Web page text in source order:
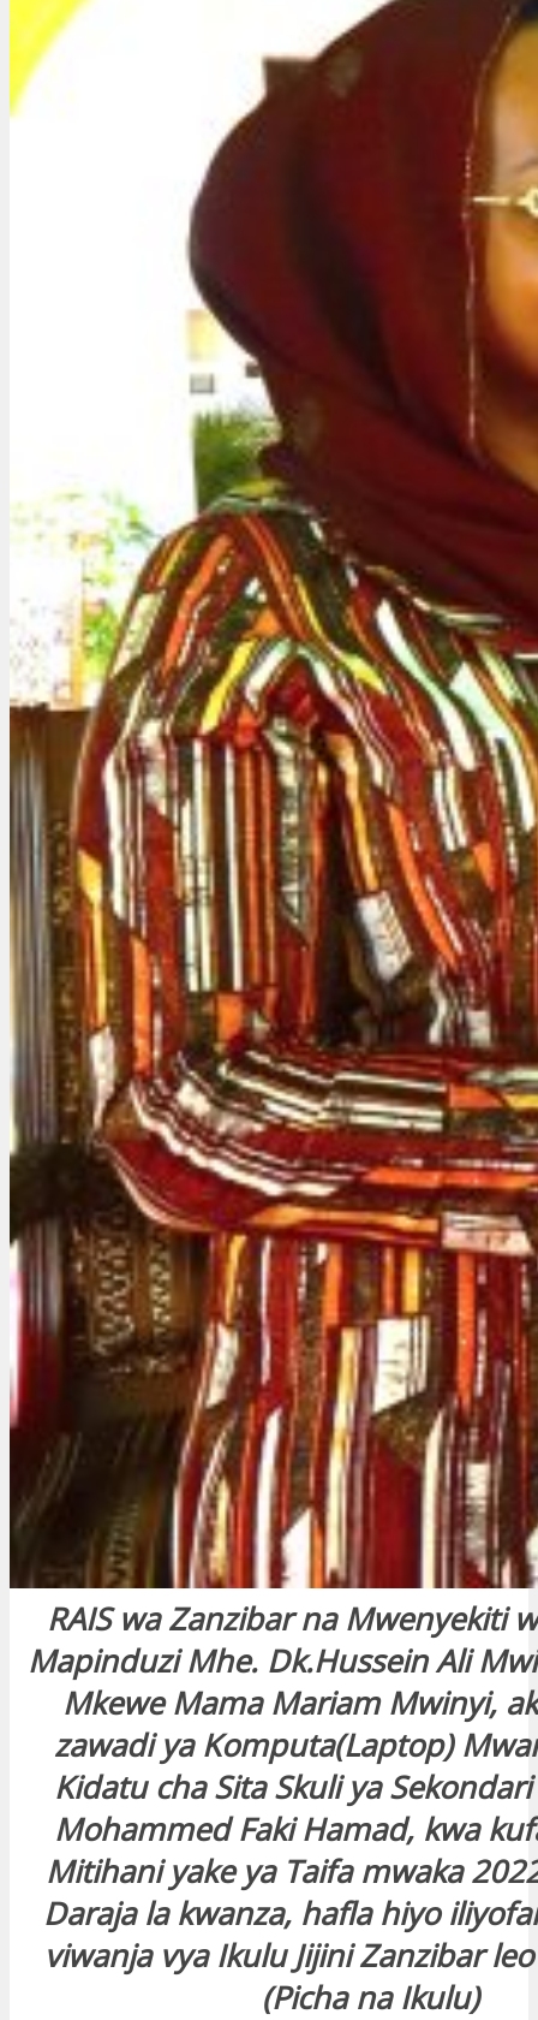
RAIS wa Zanzibar na Mwenyekiti
Mapinduzi Mhe. Dk.Hussein Ali
Mkewe Mama Mariam Mwinyi,
zawadi ya Komputa(Laptop)
Kidatu cha Sita Skuli ya
Mohammed Faki Hamad, kwa
Mitihani yake ya Taifa mwaka
Daraja la kwanza, hafla hiyo
viwanja vya Ikulu Jijini Zanzibar
(Picha na Ikulu)